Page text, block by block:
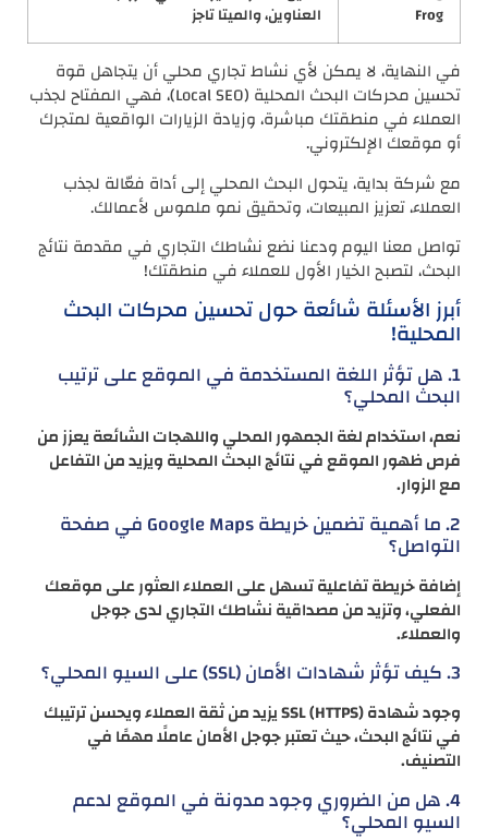
Frog
العناوين، والميتا تاجز
في النهاية، لا يمكن لأي نشاط تجاري محلي أن يتجاهل قوة
تحسين محركات البحث المحلية (Local SEO)، فهي المفتاح لجذب
العملاء في منطقتك مباشرة، وزيادة الزيارات الواقعية لمتجرك
أو موقعك الإلكتروني.
مع شركة بداية، يتحول البحث المحلي إلى أداة فعّالة لجذب
العملاء، تعزيز المبيعات، وتحقيق نمو ملموس لأعمالك.
تواصل معنا اليوم ودعنا نضع نشاطك التجاري في مقدمة نتائج
البحث، لتصبح الخيار الأول للعملاء في منطقتك!
أبرز الأسئلة شائعة حول تحسين محركات البحث
المحلية!
1. هل تؤثر اللغة المستخدمة في الموقع على ترتيب
البحث المحلي؟
نعم، استخدام لغة الجمهور المحلي واللهجات الشائعة يعزز من
فرص ظهور الموقع في نتائج البحث المحلية ويزيد من التفاعل
مع الزوار.
2. ما أهمية تضمين خريطة Google Maps في صفحة
التواصل؟
إضافة خريطة تفاعلية تسهل على العملاء العثور على موقعك
الفعلي، وتزيد من مصداقية نشاطك التجاري لدى جوجل
والعملاء.
3. كيف تؤثر شهادات الأمان (SSL) على السيو المحلي؟
وجود شهادة SSL (HTTPS) يزيد من ثقة العملاء ويحسن ترتيبك
في نتائج البحث، حيث تعتبر جوجل الأمان عاملًا مهمًا في
التصنيف.
4. هل من الضروري وجود مدونة في الموقع لدعم
السيو المحلي؟